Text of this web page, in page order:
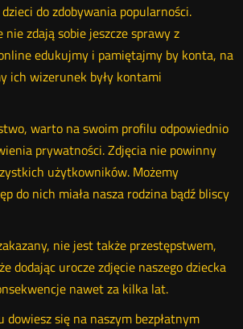
do zdobywania popularności.
nie zdają sobie jeszcze sprawy z
edukujmy i pamiętajmy by konta, na
ich wizerunek były kontami
warto na swoim profilu odpowiednio
prywatności. Zdjęcia nie powinny
użytkowników. Możemy
do nich miała nasza rodzina bądź bliscy
nie jest także przestępstwem,
dodając urocze zdjęcie naszego dziecka
nawet za kilka lat.
się na naszym bezpłatnym